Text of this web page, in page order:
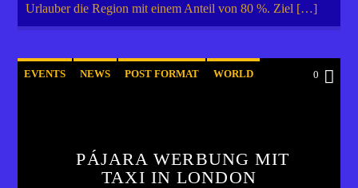
Urlauber die Region mit einem Anteil von 80 %. Ziel […]
EVENTS NEWS POST FORMAT WORLD 0
PÁJARA WERBUNG MIT
TAXI IN LONDON